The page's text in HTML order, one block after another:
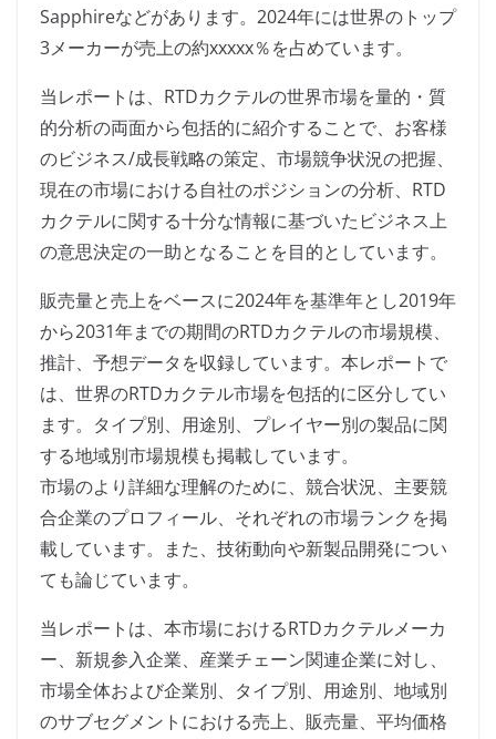
Sapphireなどがあります。2024年には世界のトップ
3メーカーが売上の約xxxxx％を占めています。
当レポートは、RTDカクテルの世界市場を量的・質
的分析の両面から包括的に紹介することで、お客様
のビジネス/成長戦略の策定、市場競争状況の把握、
現在の市場における自社のポジションの分析、RTD
カクテルに関する十分な情報に基づいたビジネス上
の意思決定の一助となることを目的としています。
販売量と売上をベースに2024年を基準年とし2019年
から2031年までの期間のRTDカクテルの市場規模、
推計、予想データを収録しています。本レポートで
は、世界のRTDカクテル市場を包括的に区分してい
ます。タイプ別、用途別、プレイヤー別の製品に関
する地域別市場規模も掲載しています。
市場のより詳細な理解のために、競合状況、主要競
合企業のプロフィール、それぞれの市場ランクを掲
載しています。また、技術動向や新製品開発につい
ても論じています。
当レポートは、本市場におけるRTDカクテルメーカ
ー、新規参入企業、産業チェーン関連企業に対し、
市場全体および企業別、タイプ別、用途別、地域別
のサブセグメントにおける売上、販売量、平均価格